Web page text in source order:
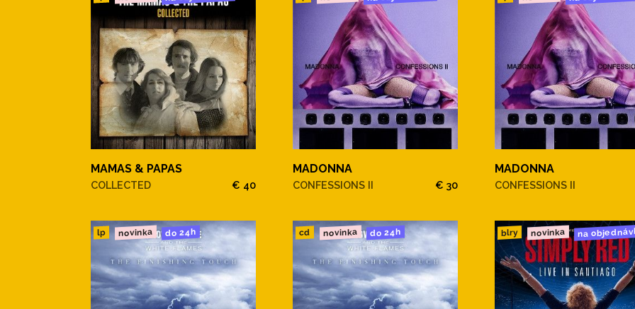
MAMAS & PAPAS
COLLECTED € 40
MADONNA
CONFESSIONS II € 30
MADONNA
CONFESSIONS II
lp novinka do 24h cd novinka do 24h blry novinka na